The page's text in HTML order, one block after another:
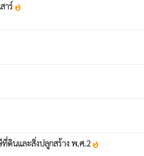
าร์ whatshot
ดินและสิ่งปลูกสร้าง พ.ศ.2whatshot